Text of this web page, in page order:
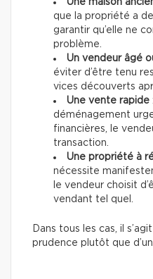
que la propriété a
garantir qu’elle ne
problème.
Un vendeur âgé
éviter d’être tenu
vices découverts
Une vente rapide
déménagement
financières, le
transaction.
Une propriété à
nécessite
le vendeur choisit
vendant tel quel.
Dans tous les cas, il
prudence plutôt que